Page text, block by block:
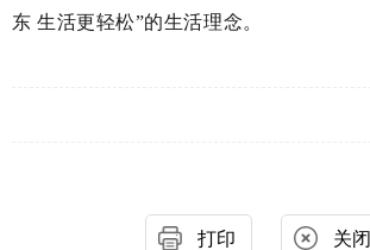
东 生活更轻松”的生活理念。
打印 关闭